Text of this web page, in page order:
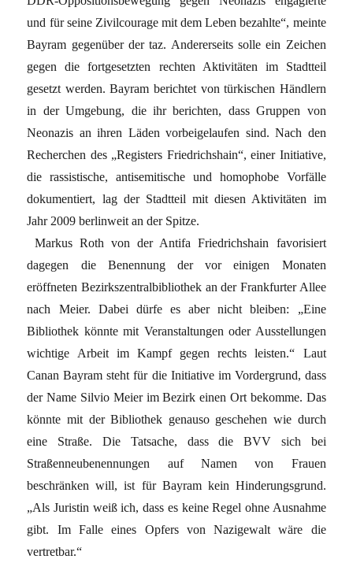
und für seine Zivilcourage mit dem Leben bezahlte“, meinte
Bayram gegenüber der taz. Andererseits solle ein Zeichen
gegen die fortgesetzten rechten Aktivitäten im Stadtteil
gesetzt werden. Bayram berichtet von türkischen Händlern
in der Umgebung, die ihr berichten, dass Gruppen von
Neonazis an ihren Läden vorbeigelaufen sind. Nach den
Recherchen des „Registers Friedrichshain“, einer Initiative,
die rassistische, antisemitische und homophobe Vorfälle
dokumentiert, lag der Stadtteil mit diesen Aktivitäten im
Jahr 2009 berlinweit an der Spitze.
Markus Roth von der Antifa Friedrichshain favorisiert
dagegen die Benennung der vor einigen Monaten
eröffneten Bezirkszentralbibliothek an der Frankfurter Allee
nach Meier. Dabei dürfe es aber nicht bleiben: „Eine
Bibliothek könnte mit Veranstaltungen oder Ausstellungen
wichtige Arbeit im Kampf gegen rechts leisten.“ Laut
Canan Bayram steht für die Initiative im Vordergrund, dass
der Name Silvio Meier im Bezirk einen Ort bekomme. Das
könnte mit der Bibliothek genauso geschehen wie durch
eine Straße. Die Tatsache, dass die BVV sich bei
Straßenneubenennungen auf Namen von Frauen
beschränken will, ist für Bayram kein Hinderungsgrund.
„Als Juristin weiß ich, dass es keine Regel ohne Ausnahme
gibt. Im Falle eines Opfers von Nazigewalt wäre die
vertretbar.“